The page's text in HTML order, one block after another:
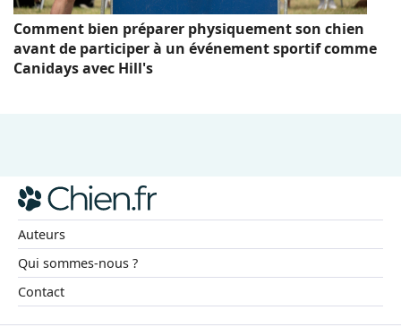
Comment bien préparer physiquement son chien
avant de participer à un événement sportif comme
Canidays avec Hill's
Auteurs
Qui sommes-nous ?
Contact